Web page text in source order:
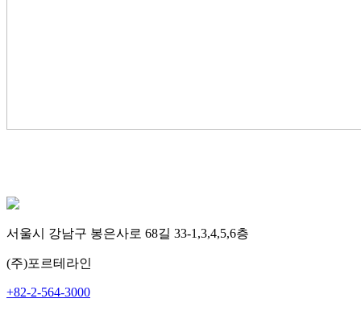
서울시 강남구 봉은사로 68길 33-1,3,4,5,6층
(주)포르테라인
+82-2-564-3000